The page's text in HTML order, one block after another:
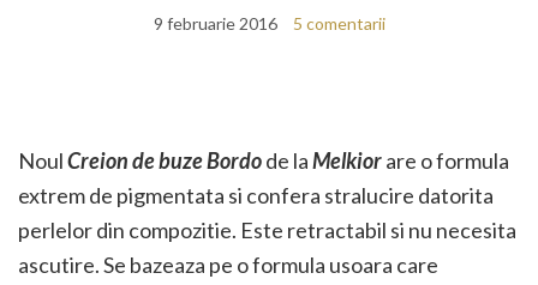
9 februarie 2016 5 comentarii
NoulCreion de buze Bordode laMelkiorare o formula
extrem de pigmentata si confera stralucire datorita
perlelor din compozitie. Este retractabil si nu necesita
ascutire. Se bazeaza pe o formula usoara care